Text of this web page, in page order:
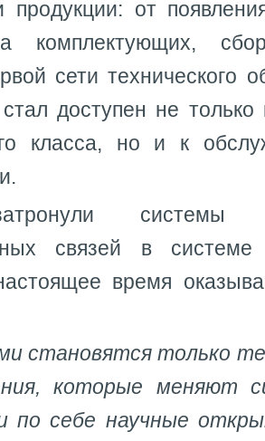
продукции: от
комплектующих,
сети технического
доступен не
класса, но и к
системы
связей в системе
время
становятся только
которые меняют
по себе научные